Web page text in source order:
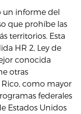
un informe del
que prohíbe las
territorios. Esta
HR 2, Ley de
conocida
otras
como mayor
federales
Estados Unidos